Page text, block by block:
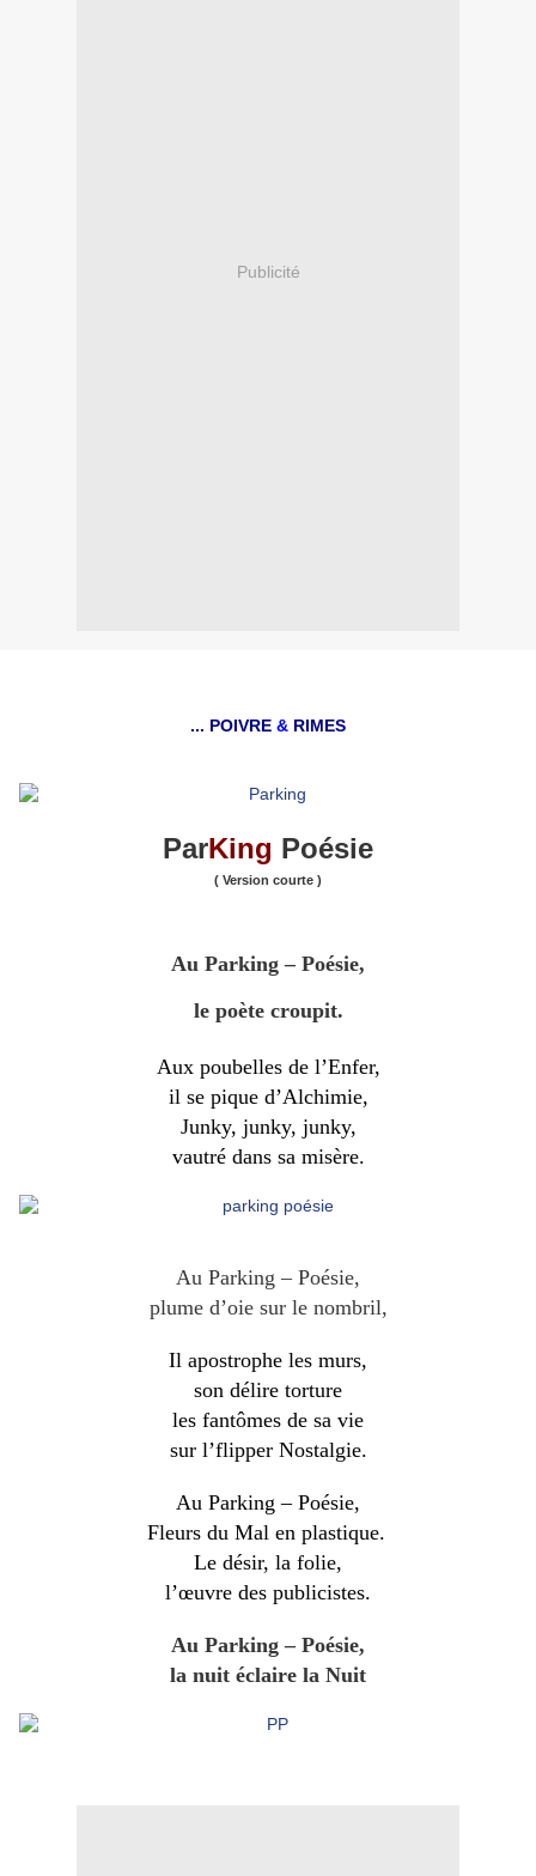
Publicité
... POIVRE & RIMES
ParKing Poésie
( Version courte )
Au Parking – Poésie,
le poète croupit.
Aux poubelles de l’Enfer,
il se pique d’Alchimie,
Junky, junky, junky,
vautré dans sa misère.
Au Parking – Poésie,
plume d’oie sur le nombril,
Il apostrophe les murs,
son délire torture
les fantômes de sa vie
sur l’flipper Nostalgie.
Au Parking – Poésie,
Fleurs du Mal en plastique.
Le désir, la folie,
l’œuvre des publicistes.
Au Parking – Poésie,
la nuit éclaire la Nuit